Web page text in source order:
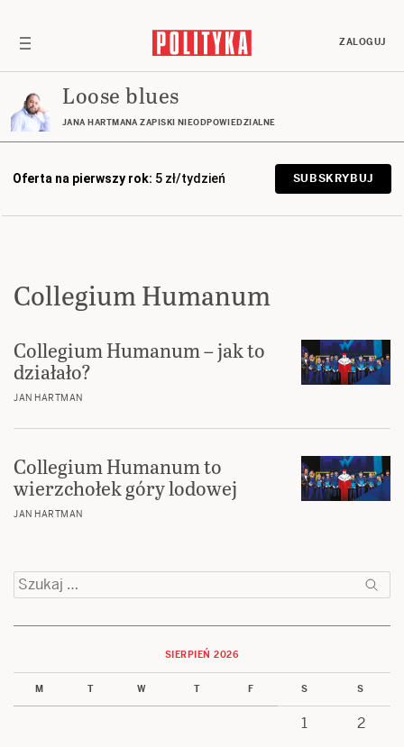
ZALOGUJ
Loose blues
JANA HARTMANA ZAPISKI NIEODPOWIEDZIALNE
Oferta na pierwszy rok: 5 zł/tydzień SUBSKRYBUJ
Collegium Humanum
Collegium Humanum – jak to
działało?
JAN HARTMAN
Collegium Humanum to
wierzchołek góry lodowej
JAN HARTMAN
Szukaj:
SIERPIEŃ 2026
M T W T F S S
1
2